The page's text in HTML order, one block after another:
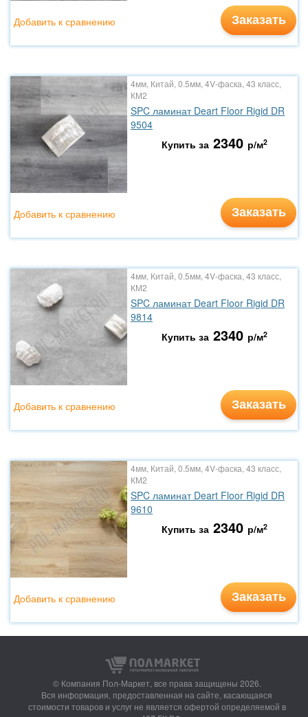
Заказать
Добавить к сравнению
4мм, Китай, 0.5мм, 4V-фаска, 43 класс,
КМ2
SPC ламинат Deart Floor Rigid DR
9504
Купить за 2340 р/м2
Заказать
Добавить к сравнению
4мм, Китай, 0.5мм, 4V-фаска, 43 класс,
КМ2
SPC ламинат Deart Floor Rigid DR
9814
Купить за 2340 р/м2
Заказать
Добавить к сравнению
4мм, Китай, 0.5мм, 4V-фаска, 43 класс,
КМ2
SPC ламинат Deart Floor Rigid DR
9610
Купить за 2340 р/м2
Заказать
Добавить к сравнению
© Компания Пол-Маркет, все права защищены 2026.
Вся информация, предоставленная на сайте, касающаяся
стоимости товаров и услуг не является офертой определяемой в